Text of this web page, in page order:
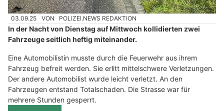
03.09.25 VON POLIZEI.NEWS REDAKTION
In der Nacht von Dienstag auf Mittwoch kollidierten zwei
Fahrzeuge seitlich heftig miteinander.
Eine Automobilistin musste durch die Feuerwehr aus ihrem
Fahrzeug befreit werden. Sie erlitt mittelschwere Verletzungen.
Der andere Automobilist wurde leicht verletzt. An den
Fahrzeugen entstand Totalschaden. Die Strasse war für
mehrere Stunden gesperrt.